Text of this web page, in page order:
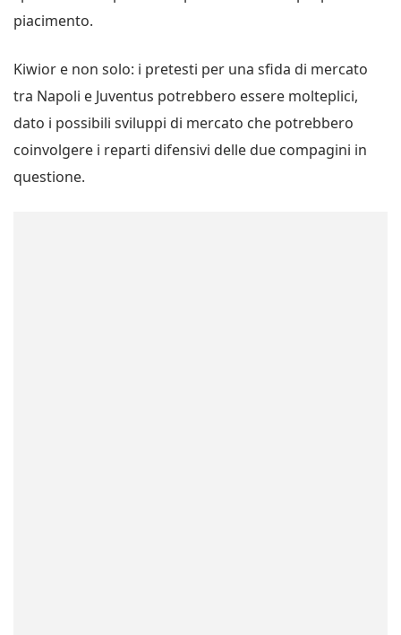
piacimento.
Kiwior e non solo: i pretesti per una sfida di mercato
tra Napoli e Juventus potrebbero essere molteplici,
dato i possibili sviluppi di mercato che potrebbero
coinvolgere i reparti difensivi delle due compagini in
questione.